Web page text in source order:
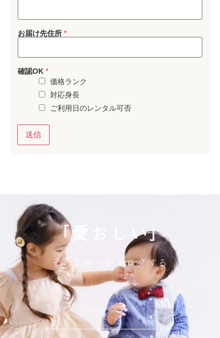
お届け先住所 *
確認OK *
価格ランク
対応身長
ご利用日のレンタル可否
送信
「愛おしい」
その気持ちをキロクする
MONFILLY
PHOTO STUDIO
営業時間 9:30〜16:00